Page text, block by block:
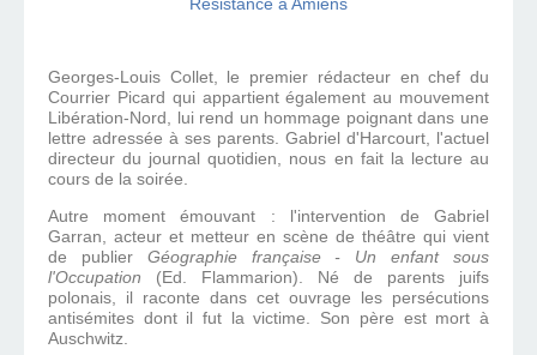
Georges-Louis Collet, le premier rédacteur en chef du
Courrier Picard qui appartient également au mouvement
Libération-Nord, lui rend un hommage poignant dans une
lettre adressée à ses parents. Gabriel d'Harcourt, l'actuel
directeur du journal quotidien, nous en fait la lecture au
cours de la soirée.
Autre moment émouvant : l'intervention de Gabriel
Garran, acteur et metteur en scène de théâtre qui vient
de publier Géographie française - Un enfant sous
l'Occupation (Ed. Flammarion). Né de parents juifs
polonais, il raconte dans cet ouvrage les persécutions
antisémites dont il fut la victime. Son père est mort à
Auschwitz.